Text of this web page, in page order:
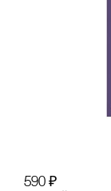
590 ₽